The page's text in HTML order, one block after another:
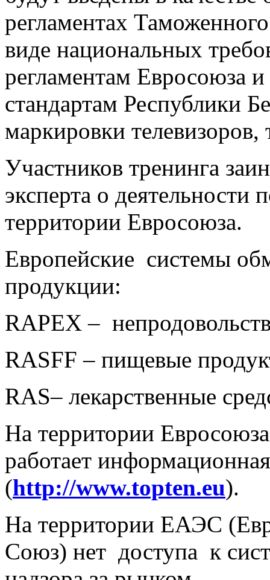
регламентах
виде национальных
регламентам Евросоюза
стандартам Республики
маркировки
Участников тренинга
эксперта о деятельности
территории Евросоюза.
Европейские системы
продукции:
RAPEX –
RASFF – пищевые
RAS– лекарственные
На территории
работает
(http://www.topten.eu).
На территории ЕАЭС
Союз) нет доступа к